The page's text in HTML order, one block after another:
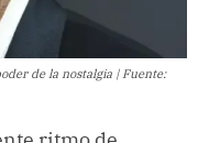
de la nostalgia | Fuente: